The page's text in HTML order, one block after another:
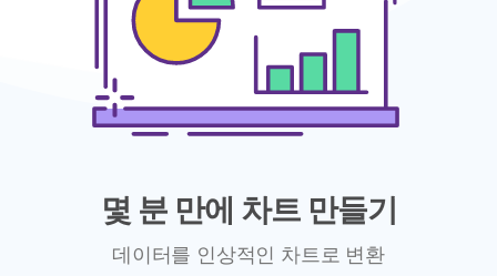
몇 분 만에 차트 만들기
데이터를 인상적인 차트로 변환